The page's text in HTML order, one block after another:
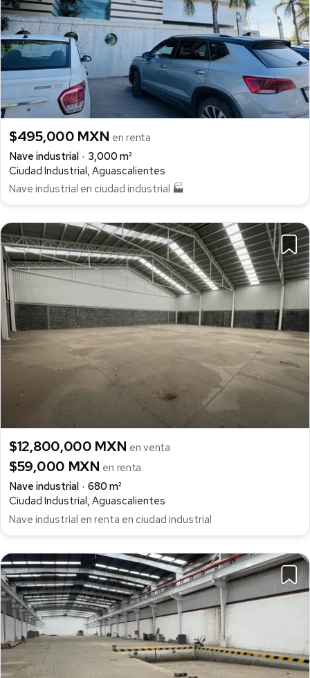
$495,000 MXN en renta
Nave industrial
3,000 m²
Ciudad Industrial, Aguascalientes
Nave industrial en ciudad industrial 🏭
$12,800,000 MXN en venta
$59,000 MXN en renta
Nave industrial
680 m²
Ciudad Industrial, Aguascalientes
Nave industrial en renta en ciudad industrial